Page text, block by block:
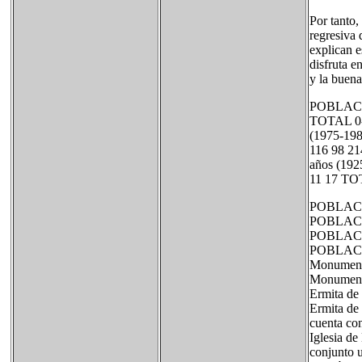
Por
regresiva
explican
disfruta
y la
TOTAL
(1975-
116 98
años
11 17
Ermita de
Ermita de
cuenta
Iglesia de
conjunto